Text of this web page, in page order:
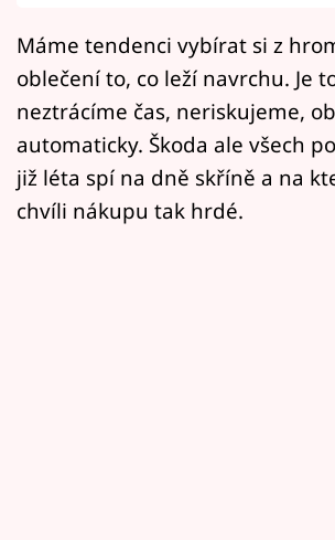
Mámy sobě
Přihlášení
Sledujte nás
Máme tendenci vybírat si z
oblečení to, co leží navrchu. Je
neztrácíme čas, neriskujeme,
automaticky. Škoda ale všech
již léta spí na dně skříně a na
chvíli nákupu tak hrdé.